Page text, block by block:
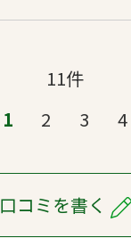
11件
1 2 3 4
口コミを書く